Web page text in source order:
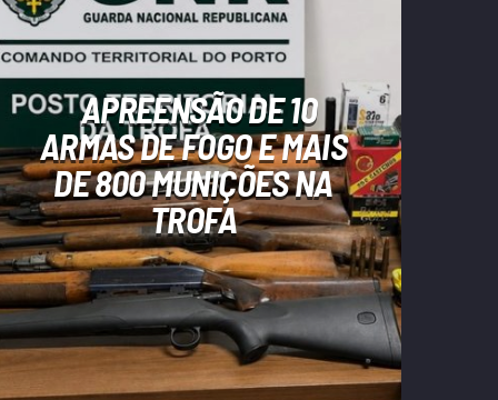
APREENSÃO DE 10
ARMAS DE FOGO E MAIS
DE 800 MUNIÇÕES NA
TROFA